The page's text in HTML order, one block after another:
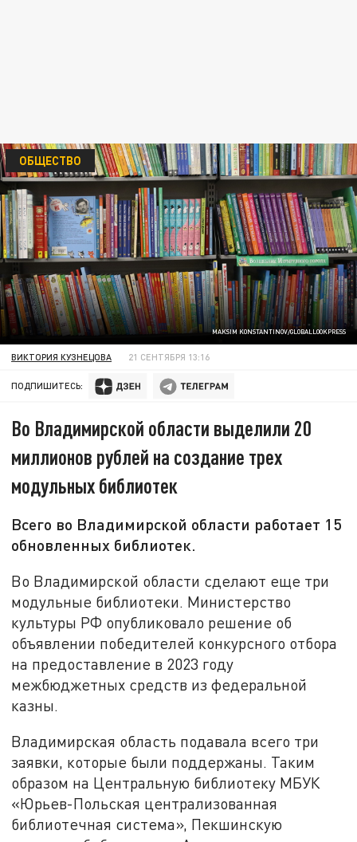
MAKSIM KONSTANTINOV/GLOBALLOOKPRESS
ОБЩЕСТВО
ВИКТОРИЯ КУЗНЕЦОВА 21 СЕНТЯБРЯ 13:16
ПОДПИШИТЕСЬ:
Во Владимирской области выделили 20
миллионов рублей на создание трех
модульных библиотек
Всего во Владимирской области работает 15
обновленных библиотек.
Во Владимирской области сделают еще три
модульные библиотеки. Министерство
культуры РФ опубликовало решение об
объявлении победителей конкурсного отбора
на предоставление в 2023 году
межбюджетных средств из федеральной
казны.
Владимирская область подавала всего три
заявки, которые были поддержаны. Таким
образом на Центральную библиотеку МБУК
«Юрьев-Польская централизованная
библиотечная система», Пекшинскую